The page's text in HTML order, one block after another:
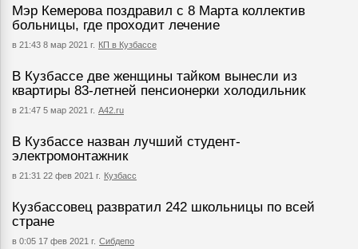
Мэр Кемерова поздравил с 8 Марта коллектив
больницы, где проходит лечение
в 21:43 8 мар 2021 г. КП в Кузбассе
В Кузбассе две женщины тайком вынесли из
квартиры 83-летней пенсионерки холодильник
в 21:47 5 мар 2021 г. А42.ru
В Кузбассе назван лучший студент-
электромонтажник
в 21:31 22 фев 2021 г. Кузбасс
Кузбассовец развратил 242 школьницы по всей
стране
в 0:05 17 фев 2021 г. Сибдепо